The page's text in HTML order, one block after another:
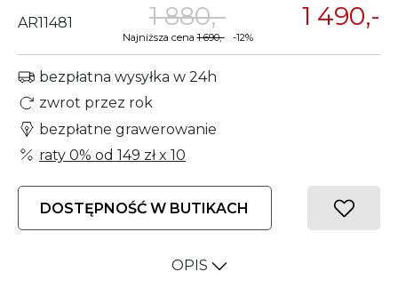
AR11481 1 490,-
1 880,-
Najniższa cena1 690,--12%
bezpłatna wysyłka w 24h
zwrot przez rok
bezpłatne grawerowanie
raty 0% od 149 złx 10
DOSTĘPNOŚĆ W BUTIKACH
OPIS